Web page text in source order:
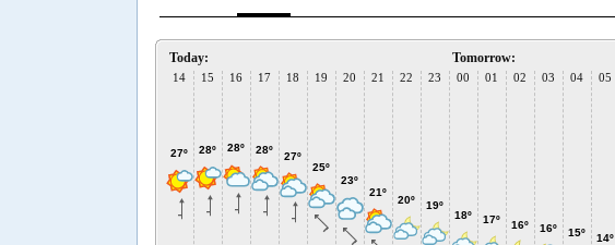
Today:
14
27º
15
28º
16
28º
17
28º
18
27º
19
25º
20
23º
21
21º
22
20º
23
19º
Tomorrow:
00
18º
01
17º
02
16º
03
16º
04
15º
05
14º